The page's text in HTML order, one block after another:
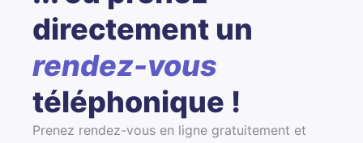
directement un
rendez-vous
téléphonique !
Prenez rendez-vous en ligne gratuitement et